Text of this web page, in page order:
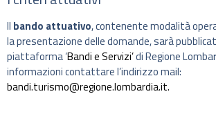
Il bando attuativo, contenente modalità
la presentazione delle domande, sarà
piattaforma ‘Bandi e Servizi’di Regione
informazioni contattare l’indirizzo mail:
bandi.turismo@regione.lombardia.it.